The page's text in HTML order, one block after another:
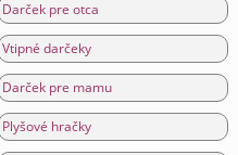
Darček pre otca
Vtipné darčeky
Darček pre mamu
Plyšové hračky